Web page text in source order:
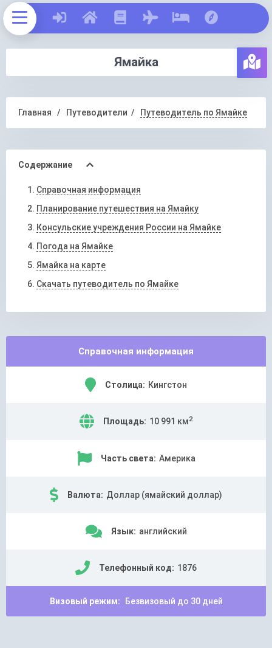
Ямайка
Главная Путеводители Путеводитель по Ямайке
Содержание
Справочная информация
Планирование путешествия на Ямайку
Консульские учреждения России на Ямайке
Погода на Ямайке
Ямайка на карте
Скачать путеводитель по Ямайке
Справочная информация
Столица: Кингстон
Площадь: 10 991 км2
Часть света: Америка
Валюта: Доллар (ямайский доллар)
Язык: английский
Телефонный код: 1876
Визовый режим: Безвизовый до 30 дней